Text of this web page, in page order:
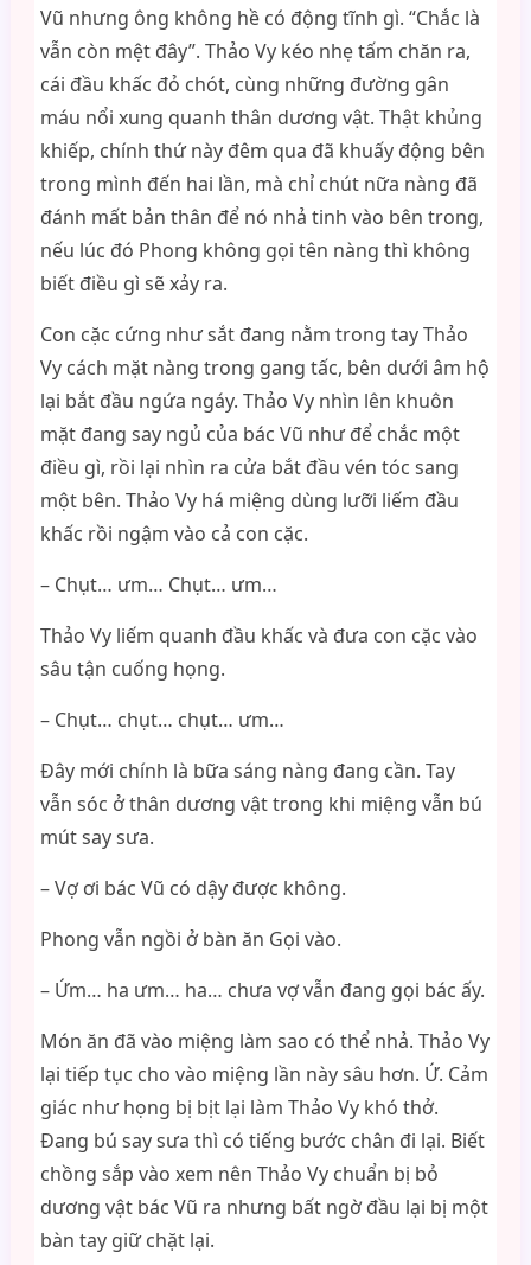
Vũ nhưng ông không hề có động tĩnh gì. “Chắc là
vẫn còn mệt đây”. Thảo Vy kéo nhẹ tấm chăn ra,
cái đầu khấc đỏ chót, cùng những đường gân
máu nổi xung quanh thân dương vật. Thật khủng
khiếp, chính thứ này đêm qua đã khuấy động bên
trong mình đến hai lần, mà chỉ chút nữa nàng đã
đánh mất bản thân để nó nhả tinh vào bên trong,
nếu lúc đó Phong không gọi tên nàng thì không
biết điều gì sẽ xảy ra.
Con cặc cứng như sắt đang nằm trong tay Thảo
Vy cách mặt nàng trong gang tấc, bên dưới âm hộ
lại bắt đầu ngứa ngáy. Thảo Vy nhìn lên khuôn
mặt đang say ngủ của bác Vũ như để chắc một
điều gì, rồi lại nhìn ra cửa bắt đầu vén tóc sang
một bên. Thảo Vy há miệng dùng lưỡi liếm đầu
khấc rồi ngậm vào cả con cặc.
– Chụt… ưm… Chụt… ưm…
Thảo Vy liếm quanh đầu khấc và đưa con cặc vào
sâu tận cuống họng.
– Chụt… chụt… chụt… ưm…
Đây mới chính là bữa sáng nàng đang cần. Tay
vẫn sóc ở thân dương vật trong khi miệng vẫn bú
mút say sưa.
– Vợ ơi bác Vũ có dậy được không.
Phong vẫn ngồi ở bàn ăn Gọi vào.
– Ứm… ha ưm… ha… chưa vợ vẫn đang gọi bác ấy.
Món ăn đã vào miệng làm sao có thể nhả. Thảo Vy
lại tiếp tục cho vào miệng lần này sâu hơn. Ứ. Cảm
giác như họng bị bịt lại làm Thảo Vy khó thở.
Đang bú say sưa thì có tiếng bước chân đi lại. Biết
chồng sắp vào xem nên Thảo Vy chuẩn bị bỏ
dương vật bác Vũ ra nhưng bất ngờ đầu lại bị một
bàn tay giữ chặt lại.